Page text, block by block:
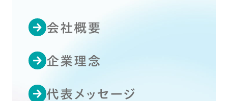
会社概要
企業理念
代表メッセージ